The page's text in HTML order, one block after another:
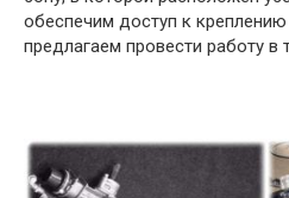
обеспечим доступ к
предлагаем провести работу в